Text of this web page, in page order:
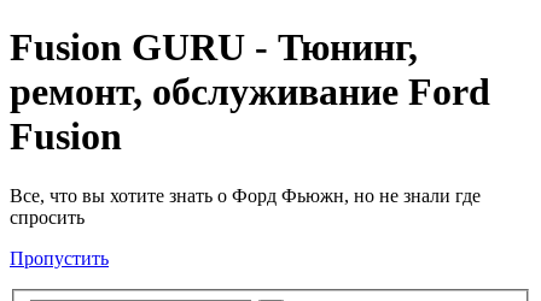
Fusion GURU - Тюнинг,
ремонт, обслуживание Ford
Fusion
Все, что вы хотите знать о Форд Фьюжн, но не знали где
спросить
Пропустить